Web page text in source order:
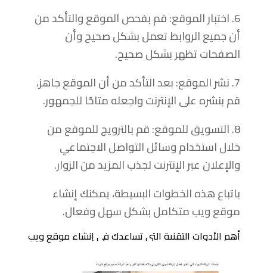
6. اختبار الموقع: قم بفحص الموقع والتأكد من
أن جميع الروابط تعمل بشكل صحيح وأن
الصفحات تظهر بشكل صحيح.
7. نشر الموقع: بعد التأكد من أن الموقع جاهز،
قم بنشره على الإنترنت واجعله متاحًا للجمهور.
8. التسويق للموقع: قم بالترويج للموقع من
خلال استخدام وسائل التواصل الاجتماعي
والإعلان عبر الإنترنت لجذب المزيد من الزوار.
باتباع هذه الخطوات البسيطة، يمكنك إنشاء
موقع ويب متكامل بشكل سهل وفعال.
أهم الأدوات التقنية التي تساعدك في إنشاء موقع ويب